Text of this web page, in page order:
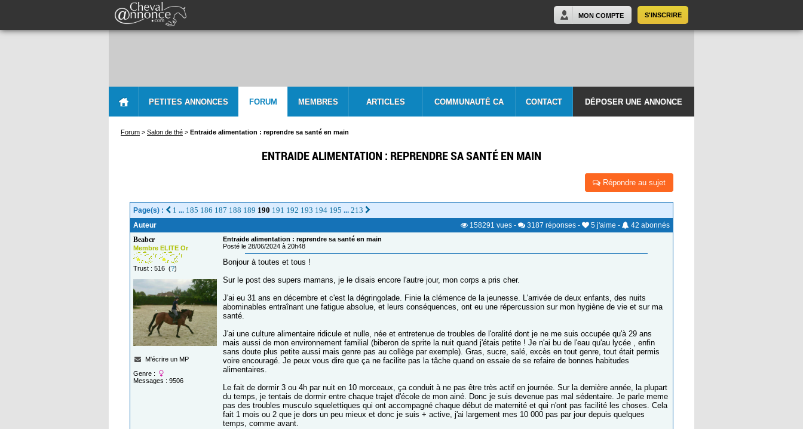
S'INSCRIRE
MON COMPTE
PETITES ANNONCES FORUM MEMBRES ARTICLES COMMUNAUTÉ CA CONTACT DÉPOSER UNE ANNONCE
Forum > Salon de thé > Entraide alimentation : reprendre sa santé en main
ENTRAIDE ALIMENTATION : REPRENDRE SA SANTÉ EN MAIN
Répondre au sujet
Page(s) : 1 ... 185 186 187 188 189 190 191 192 193 194 195 ... 213
Auteur 158291 vues - 3187 réponses - 5 j'aime - 42 abonnés
Beabcr
Membre ELITE Or
Trust : 516 (?)
M'écrire un MP
Genre :
Messages : 9506
Entraide alimentation : reprendre sa santé en main
Posté le 28/06/2024 à 20h48
Bonjour à toutes et tous !
Sur le post des supers mamans, je le disais encore l'autre jour, mon corps a pris cher.
J'ai eu 31 ans en décembre et c'est la dégringolade. Finie la clémence de la jeunesse. L'arrivée de deux enfants, des nuits
abominables entraînant une fatigue absolue, et leurs conséquences, ont eu une répercussion sur mon hygiène de vie et sur ma
santé.
J'ai une culture alimentaire ridicule et nulle, née et entretenue de troubles de l'oralité dont je ne me suis occupée qu'à 29 ans
mais aussi de mon environnement familial (biberon de sprite la nuit quand j'étais petite ! Je n'ai bu de l'eau qu'au lycée , enfin
sans doute plus petite aussi mais genre pas au collège par exemple). Gras, sucre, salé, excès en tout genre, tout était permis
voire encouragé. Je peux vous dire que ça ne facilite pas la tâche quand on essaie de se refaire de bonnes habitudes
alimentaires.
Le fait de dormir 3 ou 4h par nuit en 10 morceaux, ça conduit à ne pas être très actif en journée. Sur la dernière année, la plupart
du temps, je tentais de dormir entre chaque trajet d'école de mon ainé. Donc je suis devenue pas mal sédentaire. Je parle meme
pas des troubles musculo squelettiques qui ont accompagné chaque début de maternité et qui n'ont pas facilité les choses. Cela
fait 1 mois ou 2 que je dors un peu mieux et donc je suis + active, j'ai largement mes 10 000 pas par jour depuis quelques
temps, comme avant.